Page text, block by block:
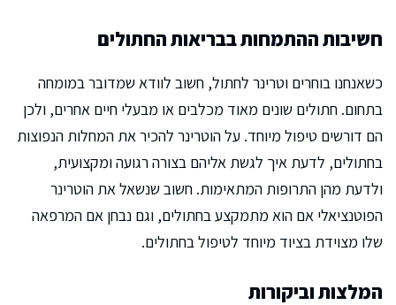
חשיבות ההתמחות בבריאות החתולים
כשאנחנו בוחרים וטרינר לחתול, חשוב לוודא שמדובר במומחה
בתחום. חתולים שונים מאוד מכלבים או מבעלי חיים אחרים, ולכן
הם דורשים טיפול מיוחד. על הוטרינר להכיר את המחלות הנפוצות
בחתולים, לדעת איך לגשת אליהם בצורה רגועה ומקצועית,
ולדעת מהן התרופות המתאימות. חשוב שנשאל את הוטרינר
הפוטנציאלי אם הוא מתמקצע בחתולים, וגם נבחן אם המרפאה
שלו מצוידת בציוד מיוחד לטיפול בחתולים.
המלצות וביקורות